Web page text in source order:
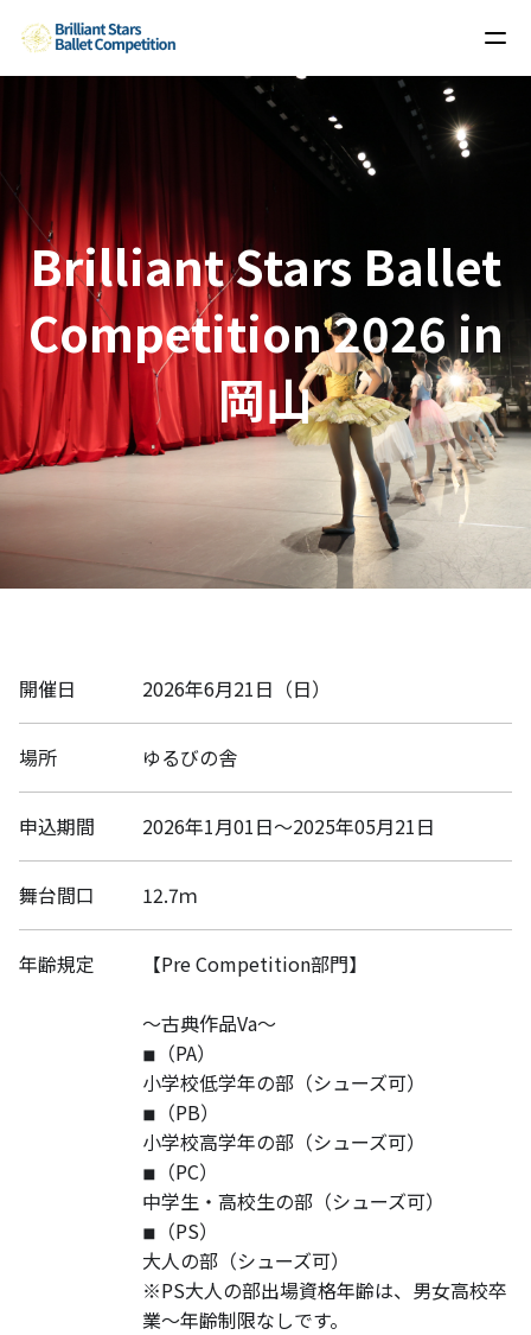
Brilliant Stars Ballet
Competition 2026 in
岡山
開催日 2026年6月21日（日）
場所 ゆるびの舎
申込期間 2026年1月01日～2025年05月21日
舞台間口 12.7ｍ
年齢規定 【Pre Competition部門】
〜古典作品Va〜
◾︎（PA）
小学校低学年の部（シューズ可）
◾︎（PB）
小学校高学年の部（シューズ可）
◾︎（PC）
中学生・高校生の部（シューズ可）
◾︎（PS）
大人の部（シューズ可）
※PS大人の部出場資格年齢は、男女高校卒
業〜年齢制限なしです。